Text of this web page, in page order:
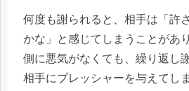
何度も謝られると、相手は「許
かな」と感じてしまうことがあ
側に悪気がなくても、繰り返し
相手にプレッシャーを与えてし